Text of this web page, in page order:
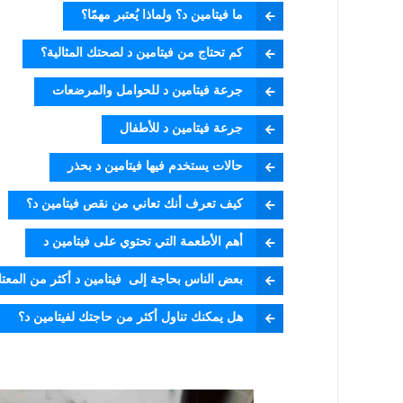
ما فيتامين د؟ ولماذا يُعتبر مهمًا؟
كم تحتاج من فيتامين د لصحتك المثالية؟
جرعة فيتامين د للحوامل والمرضعات
جرعة فيتامين د للأطفال
حالات يستخدم فيها فيتامين د بحذر
كيف تعرف أنك تعاني من نقص فيتامين د؟
أهم الأطعمة التي تحتوي على فيتامين د
بعض الناس بحاجة إلى فيتامين د أكثر من
هل يمكنك تناول أكثر من حاجتك لفيتامين د؟